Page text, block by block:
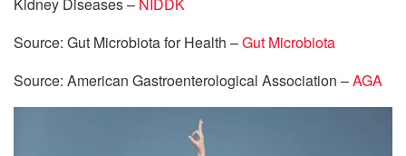
Kidney Diseases – NIDDK
Source: Gut Microbiota for Health –Gut Microbiota
Source: American Gastroenterological Association –AGA